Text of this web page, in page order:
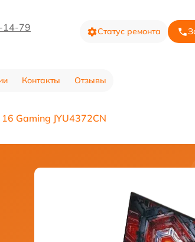
14-79 Статус ремонта
Контакты Отзывы
Gaming JYU4372CN